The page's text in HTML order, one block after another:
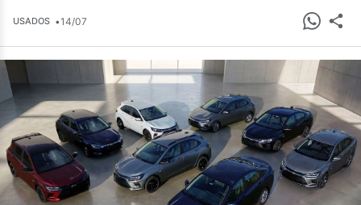
USADOS •14/07